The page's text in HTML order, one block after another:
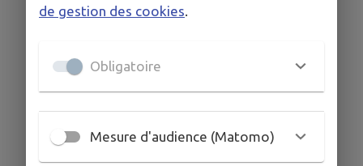
de gestion des cookies
Obligatoire
Mesure d'audience (Matomo)